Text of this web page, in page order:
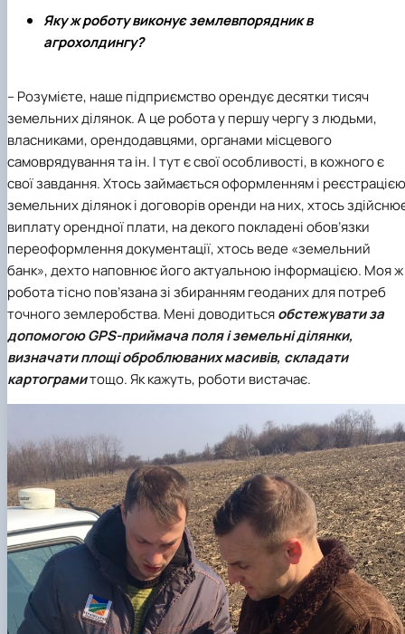
Яку ж роботу виконує землевпорядник в
агрохолдингу?
– Розумієте, наше підприємство орендує десятки тисяч
земельних ділянок. А це робота у першу чергу з людьми,
власниками, орендодавцями, органами місцевого
самоврядування та ін. І тут є свої особливості, в кожного є
свої завдання. Хтось займається оформленням і реєстрацією
земельних ділянок і договорів оренди на них, хтось
виплату орендної плати, на декого покладені обов’язки
переоформлення документації, хтось веде «земельний
банк», дехто наповнює його актуальною інформацією. Моя ж
робота тісно пов’язана зі збиранням геоданих для потреб
точного землеробства. Мені доводитьсяобстежувати за
допомогою GPS-приймача поля і земельні ділянки,
визначати площі оброблюваних масивів, складати
картограмитощо. Як кажуть, роботи вистачає.